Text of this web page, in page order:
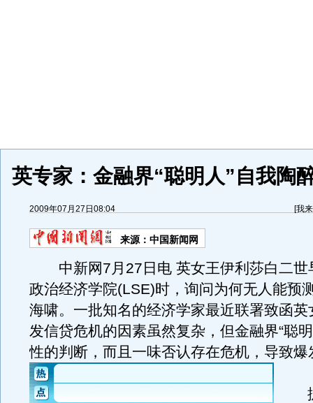
英专家：金融界“聪明人”自我陶
2009年07月27日08:04 [我
来源： 中国新闻网
中新网7月27日电 英女王伊利莎白二世
政治经济学院(LSE)时，询问为何无人能预
海啸。一批知名的经济学家最近联署致函英
发信贷危机的因素虽然复杂，但金融界“聪
性的判断，而且一味否认存在危机，导致爆
据